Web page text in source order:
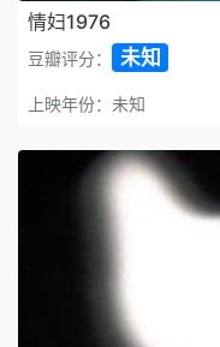
情妇1976
豆瓣评分： 未知
上映年份：未知